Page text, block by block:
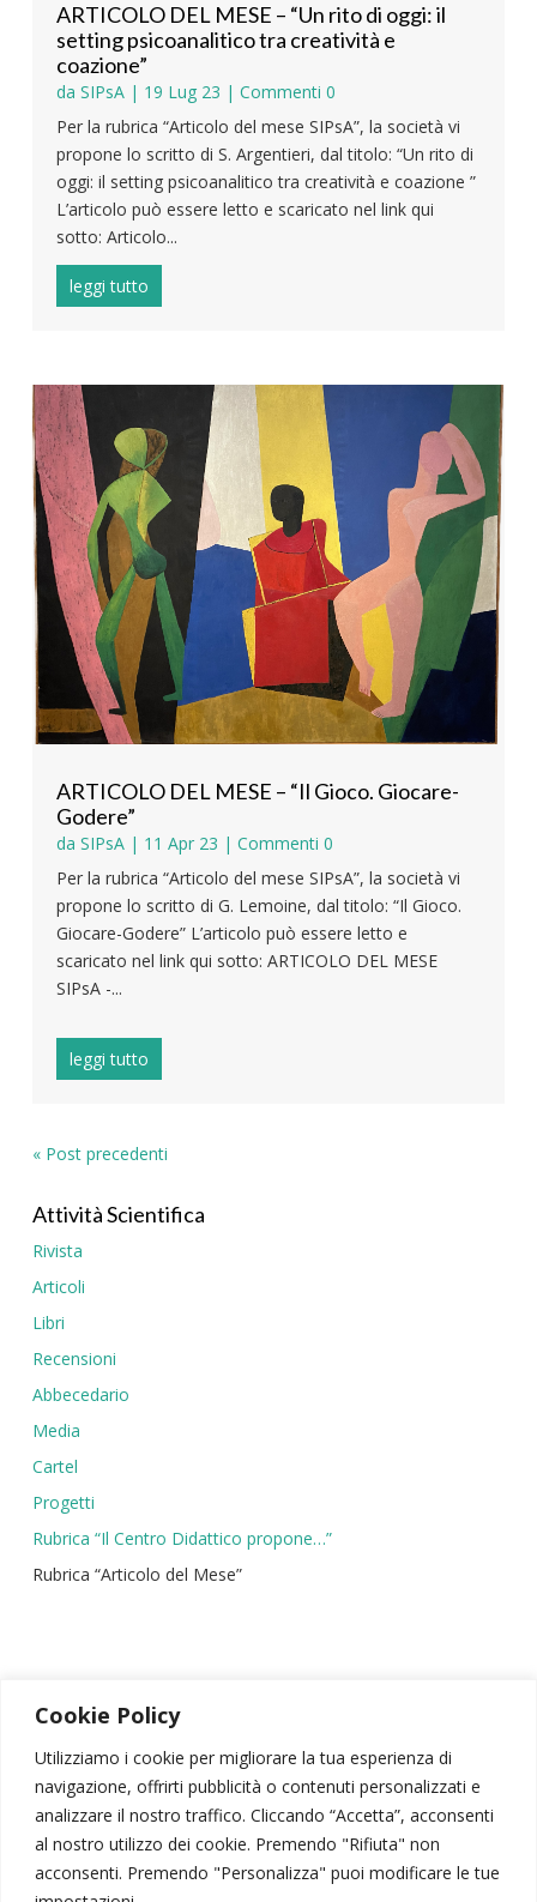
Cookie Policy
Utilizziamo i cookie per migliorare la tua esperienza di
navigazione, offrirti pubblicità o contenuti personalizzati e
analizzare il nostro traffico. Cliccando “Accetta”, acconsenti
al nostro utilizzo dei cookie. Premendo "Rifiuta" non
acconsenti. Premendo "Personalizza" puoi modificare le tue
ARTICOLO DEL MESE – “Un rito di oggi: il
setting psicoanalitico tra creatività e
coazione”
da SIPsA| 19 Lug 23 | Commenti 0
Per la rubrica “Articolo del mese SIPsA”, la società vi
propone lo scritto di S. Argentieri, dal titolo: “Un rito di
oggi: il setting psicoanalitico tra creatività e coazione ”
L’articolo può essere letto e scaricato nel link qui
sotto: Articolo...
leggi tutto
ARTICOLO DEL MESE – “Il Gioco. Giocare-
Godere”
da SIPsA| 11 Apr 23 | Commenti 0
Per la rubrica “Articolo del mese SIPsA”, la società vi
propone lo scritto di G. Lemoine, dal titolo: “Il Gioco.
Giocare-Godere” L’articolo può essere letto e
scaricato nel link qui sotto: ARTICOLO DEL MESE
SIPsA -...
leggi tutto
« Post precedenti
Attività Scientifica
Rivista
Articoli
Libri
Recensioni
Abbecedario
Media
Cartel
Progetti
Rubrica “Il Centro Didattico propone…”
Rubrica “Articolo del Mese”
SIPSA| PSICODRAMMA | ATTIVITÀ SCIENTIFICA
CONTATTI|AREA RISERVATA |NEWSLETTER